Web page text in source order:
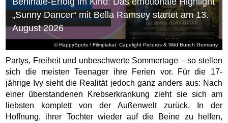
© HappySpots / Filmplakat: Capelight Pictures & Wild Bunch Germany
„Sunny Dancer“ mit Bella Ramsey startet am 13.
August 2026
Partys, Freiheit und unbeschwerte Sommertage – so stellen
sich die meisten Teenager ihre Ferien vor. Für die 17-
jährige Ivy sieht die Realität jedoch ganz anders aus: Nach
einer überstandenen Krebserkrankung zieht sie sich am
liebsten komplett von der Außenwelt zurück. In der
Hoffnung, ihrer Tochter wieder auf die Beine zu helfen,